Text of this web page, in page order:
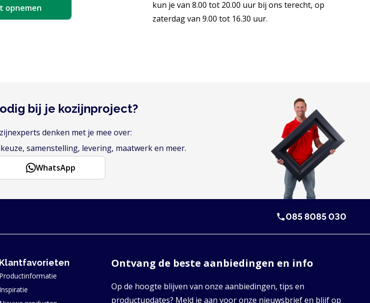
opnemen
kun je van 8.00 tot 20.00 uur bij ons terecht, op
zaterdag van 9.00 tot 16.30 uur.
bij je kozijnproject?
denken met je mee over:
samenstelling, levering, maatwerk en meer.
WhatsApp
085 8085 030
Klantfavorieten
Productinformatie
Inspiratie
Ontvang de beste aanbiedingen en info
Op de hoogte blijven van onze aanbiedingen, tips en
productupdates? Meld je aan voor onze nieuwsbrief en blijf op